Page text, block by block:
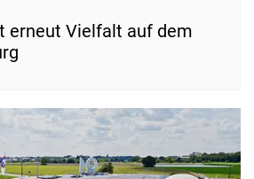
erneut Vielfalt auf dem